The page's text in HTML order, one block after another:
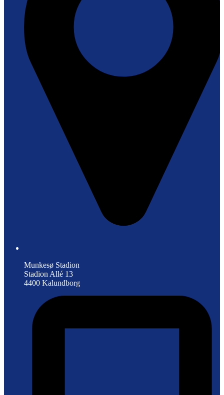
Munkesø Stadion
Stadion Allé 13
4400 Kalundborg